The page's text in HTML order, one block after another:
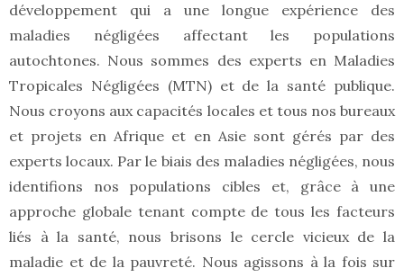
développement qui a une longue expérience des
maladies négligées affectant les populations
autochtones. Nous sommes des experts en Maladies
Tropicales Négligées (MTN) et de la santé publique.
Nous croyons aux capacités locales et tous nos bureaux
et projets en Afrique et en Asie sont gérés par des
experts locaux. Par le biais des maladies négligées, nous
identifions nos populations cibles et, grâce à une
approche globale tenant compte de tous les facteurs
liés à la santé, nous brisons le cercle vicieux de la
maladie et de la pauvreté. Nous agissons à la fois sur